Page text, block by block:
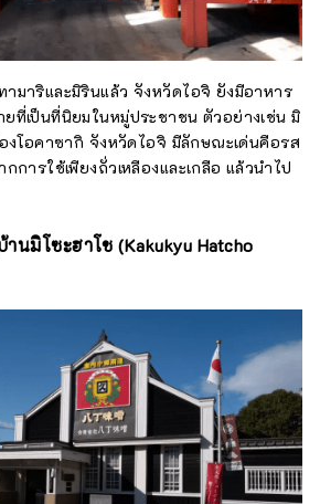
มาริและมิรินแล้ว จังหวัดไอจิ ยังมีอาหาร
ที่เป็นที่นิยมในหมู่ประชาชน ตัวอย่างเช่น มิ
งโอคาซากิ จังหวัดไอจิ มีลักษณะเด่นคือรส
การใช้เพียงถั่วเหลืองและเกลือ แล้วนำไป
นมิโซะฮาโช (Kakukyu Hatcho